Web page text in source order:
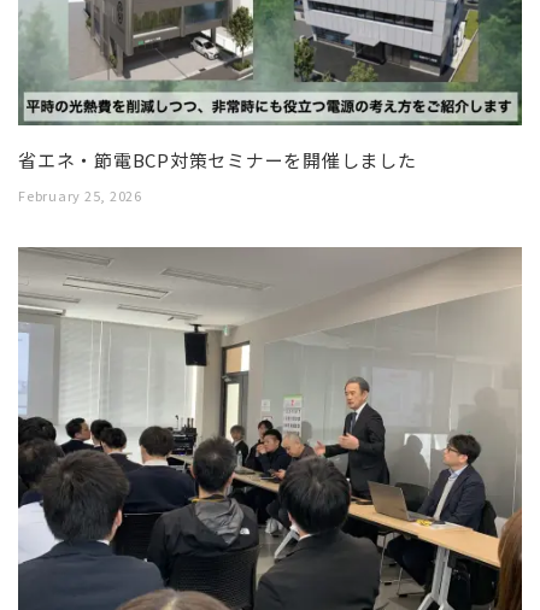
省エネ・節電BCP対策セミナーを開催しました
February 25, 2026